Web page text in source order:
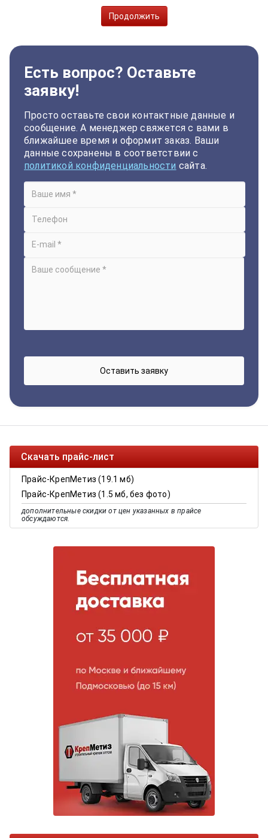
Продолжить
Есть вопрос? Оставьте
заявку!
Просто оставьте свои контактные данные и
сообщение. А менеджер свяжется с вами в
ближайшее время и оформит заказ. Ваши
данные сохранены в соответствии с
политикой конфиденциальности сайта.
Скачать прайс-лист
Прайс-КрепМетиз (19.1 мб)
Прайс-КрепМетиз (1.5 мб, без фото)
дополнительные скидки от цен указанных в прайсе
обсуждаются.